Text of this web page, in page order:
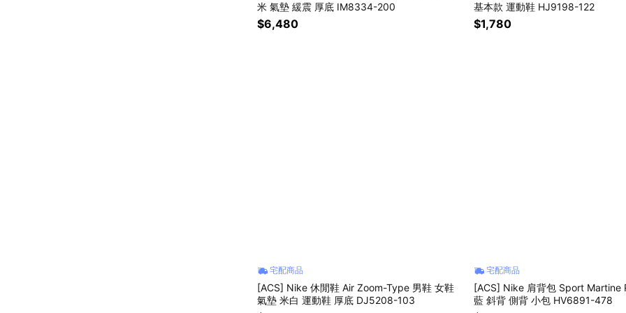
米 氣墊 緩震 厚底 IM8334-200
$6,480
基本款 運動鞋 HJ9198-122
$1,780
宅配商品
[ACS] Nike 休閒鞋 Air Zoom-Type 男鞋 女鞋
氣墊 米白 運動鞋 厚底 DJ5208-103
宅配商品
[ACS] Nike 肩背包 Sport Martine
藍 斜背 側背 小包 HV6891-478